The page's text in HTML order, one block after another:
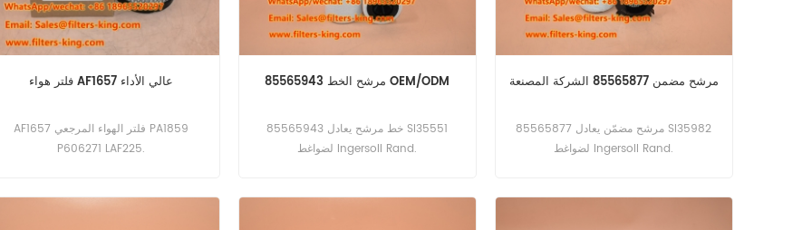
فلتر هواء AF1657 عالي الأداء
AF1657 فلتر الهواء المرجعي PA1859
P606271 LAF225.
85565943 مرشح الخط OEM/ODM
85565943 خط مرشح يعادل SI35551
لضواغط Ingersoll Rand.
مرشح مضمن 85565877 الشركة المصنعة
85565877 مرشح مضمّن يعادل SI35982
لضواغط Ingersoll Rand.